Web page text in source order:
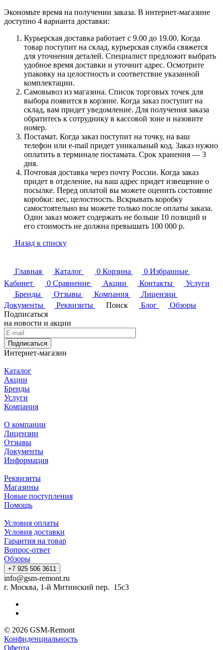
Экономьте время на получении заказа. В интернет-магазине
доступно 4 варианта доставки:
Курьерская доставка работает с 9.00 до 19.00. Когда
товар поступит на склад, курьерская служба свяжется
для уточнения деталей. Специалист предложит выбрать
удобное время доставки и уточнит адрес. Осмотрите
упаковку на целостность и соответствие указанной
комплектации.
Самовывоз из магазина. Список торговых точек для
выбора появится в корзине. Когда заказ поступит на
склад, вам придет уведомление. Для получения заказа
обратитесь к сотруднику в кассовой зоне и назовите
номер.
Постамат. Когда заказ поступит на точку, на ваш
телефон или e-mail придет уникальный код. Заказ нужно
оплатить в терминале постамата. Срок хранения — 3
дня.
Почтовая доставка через почту России. Когда заказ
придет в отделение, на ваш адрес придет извещение о
посылке. Перед оплатой вы можете оценить состояние
коробки: вес, целостность. Вскрывать коробку
самостоятельно вы можете только после оплаты заказа.
Один заказ может содержать не больше 10 позиций и
его стоимость не должна превышать 100 000 р.
Назад к списку
Главная Каталог 0 Корзина 0 Избранные
Кабинет
0 Сравнение Акции Контакты
Услуги
Бренды
Отзывы Компания
Лицензии
Документы
Реквизиты Поиск Блог
Обзоры
Подписаться
на новости и акции
Подписаться
Интернет-магазин
Каталог
Акции
Бренды
Услуги
Компания
О компании
Лицензии
Отзывы
Документы
Информация
Реквизиты
Магазины
Новые поступления
Помощь
Условия оплаты
Условия доставки
Гарантия на товар
Вопрос-ответ
Обзоры
+7 925 506 3611
info@gsm-remont.ru
г. Москва, 1-й Митинский пер. 15с3
© 2026 GSM-Remont
Конфиденциальность
Оферта